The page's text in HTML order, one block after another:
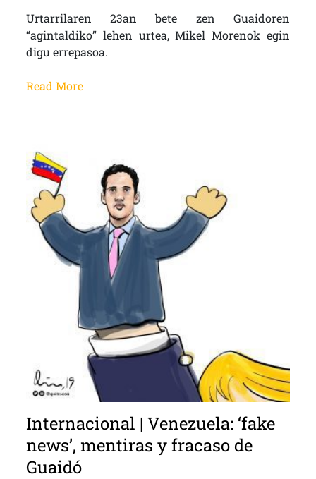
Urtarrilaren 23an bete zen Guaidoren
“agintaldiko” lehen urtea, Mikel Morenok egin
digu errepasoa.
Read More
Internacional | Venezuela: ‘fake
news’, mentiras y fracaso de
Guaidó